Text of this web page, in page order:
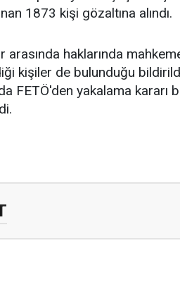
1873 kişi gözaltına alındı.
arasında haklarında
kişiler de bulunduğu
FETÖ'den yakalama kararı